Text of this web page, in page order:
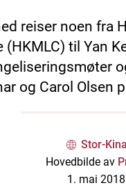
reiser noen fra
(HKMLC) til Yan
og Carol Olsen
Stor-Kina
Hovedbilde av
1. mai 2018